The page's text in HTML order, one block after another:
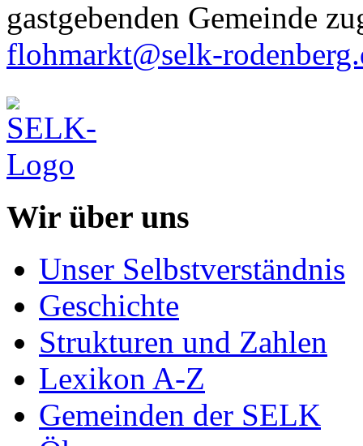
gastgebenden Gemeinde
flohmarkt@selk-
Wir über uns
Unser Selbstverständnis
Geschichte
Strukturen und Zahlen
Lexikon A-Z
Gemeinden der SELK